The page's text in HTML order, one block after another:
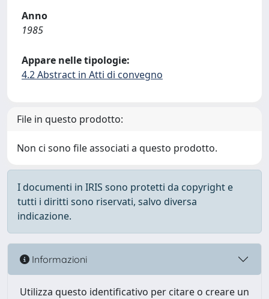
Anno
1985
Appare nelle tipologie:
4.2 Abstract in Atti di convegno
File in questo prodotto:
Non ci sono file associati a questo prodotto.
I documenti in IRIS sono protetti da copyright e
tutti i diritti sono riservati, salvo diversa
indicazione.
Informazioni
Utilizza questo identificativo per citare o creare un